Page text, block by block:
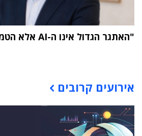
"האתגר הגדול אינו ה-AI אלא הטמעתה בארגון"
אירועים קרובים